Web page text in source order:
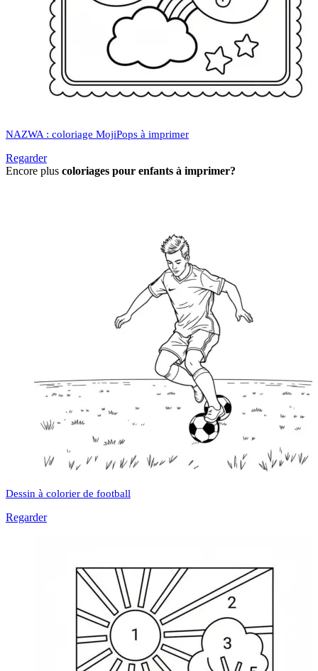
NAZWA : coloriage MojiPops à imprimer
Regarder
Encore plus coloriages pour enfants à imprimer?
Dessin à colorier de football
Regarder